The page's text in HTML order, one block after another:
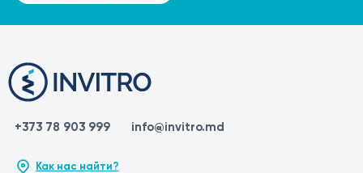
+373 78 903 999 info@invitro.md
Как нас найти?